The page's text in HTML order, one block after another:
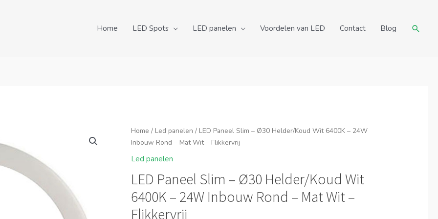
Home LED Spots LED panelen Voordelen van LED Contact Blog
Home / Led panelen / LED Paneel Slim – Ø30 Helder/Koud Wit 6400K – 24W
Inbouw Rond – Mat Wit – Flikkervrij
Led panelen
LED Paneel Slim – Ø30 Helder/Koud Wit
6400K – 24W Inbouw Rond – Mat Wit –
Flikkervrij